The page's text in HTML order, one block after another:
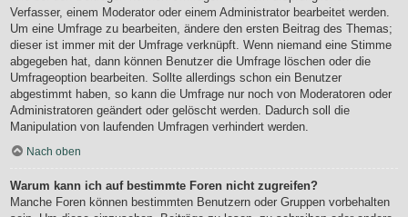
Verfasser, einem Moderator oder einem Administrator bearbeitet werden.
Um eine Umfrage zu bearbeiten, ändere den ersten Beitrag des Themas;
dieser ist immer mit der Umfrage verknüpft. Wenn niemand eine Stimme
abgegeben hat, dann können Benutzer die Umfrage löschen oder die
Umfrageoption bearbeiten. Sollte allerdings schon ein Benutzer
abgestimmt haben, so kann die Umfrage nur noch von Moderatoren oder
Administratoren geändert oder gelöscht werden. Dadurch soll die
Manipulation von laufenden Umfragen verhindert werden.
Nach oben
Warum kann ich auf bestimmte Foren nicht zugreifen?
Manche Foren können bestimmten Benutzern oder Gruppen vorbehalten